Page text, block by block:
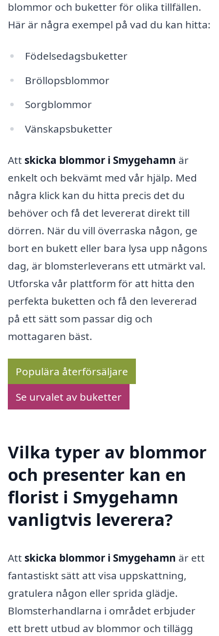
blommor och buketter för olika tillfällen.
Här är några exempel på vad du kan hitta:
Födelsedagsbuketter
Bröllopsblommor
Sorgblommor
Vänskapsbuketter
Att skicka blommor i Smygehamn är
enkelt och bekvämt med vår hjälp. Med
några klick kan du hitta precis det du
behöver och få det levererat direkt till
dörren. När du vill överraska någon, ge
bort en bukett eller bara lysa upp någons
dag, är blomsterleverans ett utmärkt val.
Utforska vår plattform för att hitta den
perfekta buketten och få den levererad
på ett sätt som passar dig och
mottagaren bäst.
Populära återförsäljare
Se urvalet av buketter
Vilka typer av blommor
och presenter kan en
florist i Smygehamn
vanligtvis leverera?
Att skicka blommor i Smygehamn är ett
fantastiskt sätt att visa uppskattning,
gratulera någon eller sprida glädje.
Blomsterhandlarna i området erbjuder
ett brett utbud av blommor och tillägg